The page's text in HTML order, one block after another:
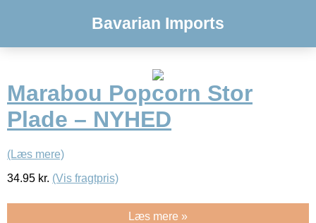
Bavarian Imports
Marabou Popcorn Stor
Plade – NYHED
(Læs mere)
34.95 kr. (Vis fragtpris)
Læs mere »